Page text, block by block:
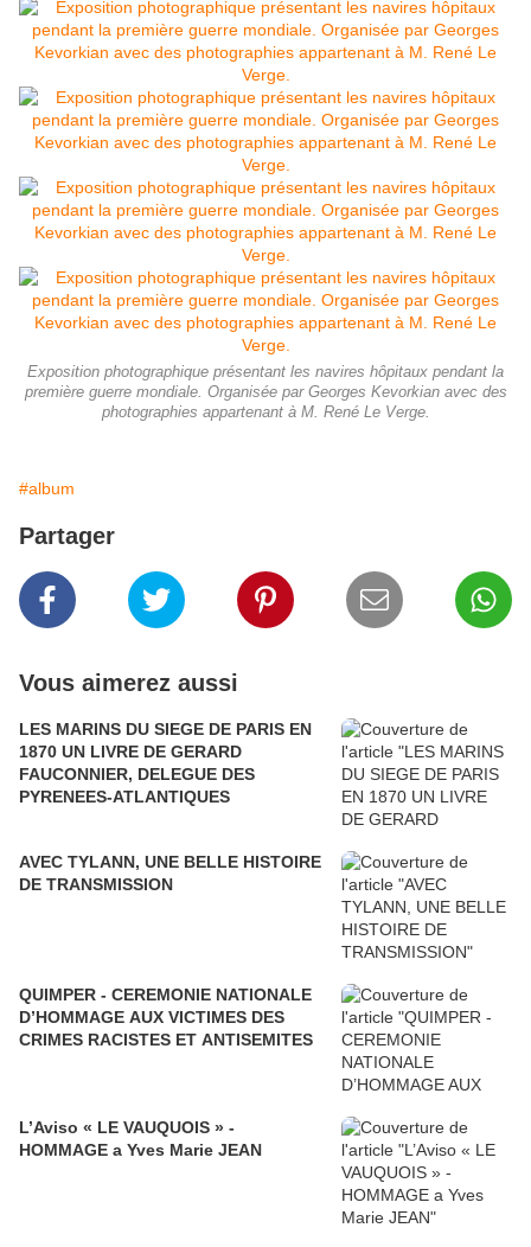
Exposition photographique présentant les navires hôpitaux pendant la
première guerre mondiale. Organisée par Georges Kevorkian avec des
photographies appartenant à M. René Le Verge.
#album
Partager
Vous aimerez aussi
LES MARINS DU SIEGE DE PARIS EN
1870 UN LIVRE DE GERARD
FAUCONNIER, DELEGUE DES
PYRENEES-ATLANTIQUES
AVEC TYLANN, UNE BELLE HISTOIRE
DE TRANSMISSION
QUIMPER - CEREMONIE NATIONALE
D’HOMMAGE AUX VICTIMES DES
CRIMES RACISTES ET ANTISEMITES
L’Aviso « LE VAUQUOIS » -
HOMMAGE a Yves Marie JEAN